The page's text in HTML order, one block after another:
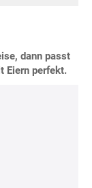
dann passt
Eiern perfekt.